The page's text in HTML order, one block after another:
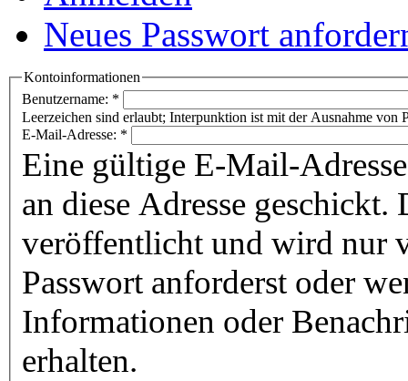
Neues Passwort
Kontoinformationen
Benutzername: *
Leerzeichen sind erlaubt; Interpunktion ist mit der Ausnahme von
E-Mail-Adresse: *
Eine gültige E-Mail-
an diese Adresse
veröffentlicht und wird nur
Passwort anforderst oder
Informationen oder
erhalten.